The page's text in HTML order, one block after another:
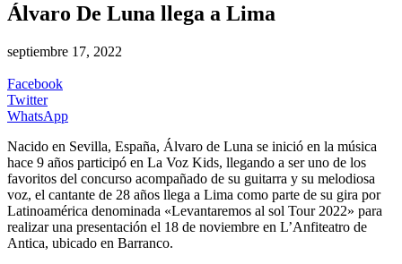
Álvaro De Luna llega a Lima
septiembre 17, 2022
Facebook
Twitter
WhatsApp
Nacido en Sevilla, España, Álvaro de Luna se inició en la música
hace 9 años participó en La Voz Kids, llegando a ser uno de los
favoritos del concurso acompañado de su guitarra y su melodiosa
voz, el cantante de 28 años llega a Lima como parte de su gira por
Latinoamérica denominada «Levantaremos al sol Tour 2022» para
realizar una presentación el 18 de noviembre en L’Anfiteatro de
Antica, ubicado en Barranco.